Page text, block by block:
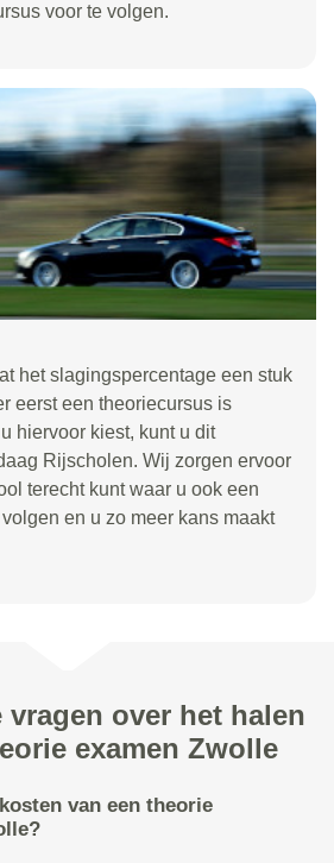
voor te volgen.
het slagingspercentage een stuk
eerst een theoriecursus is
hiervoor kiest, kunt u dit
Rijscholen. Wij zorgen ervoor
terecht kunt waar u ook een
en u zo meer kans maakt
vragen over het halen
examen Zwolle
van een theorie